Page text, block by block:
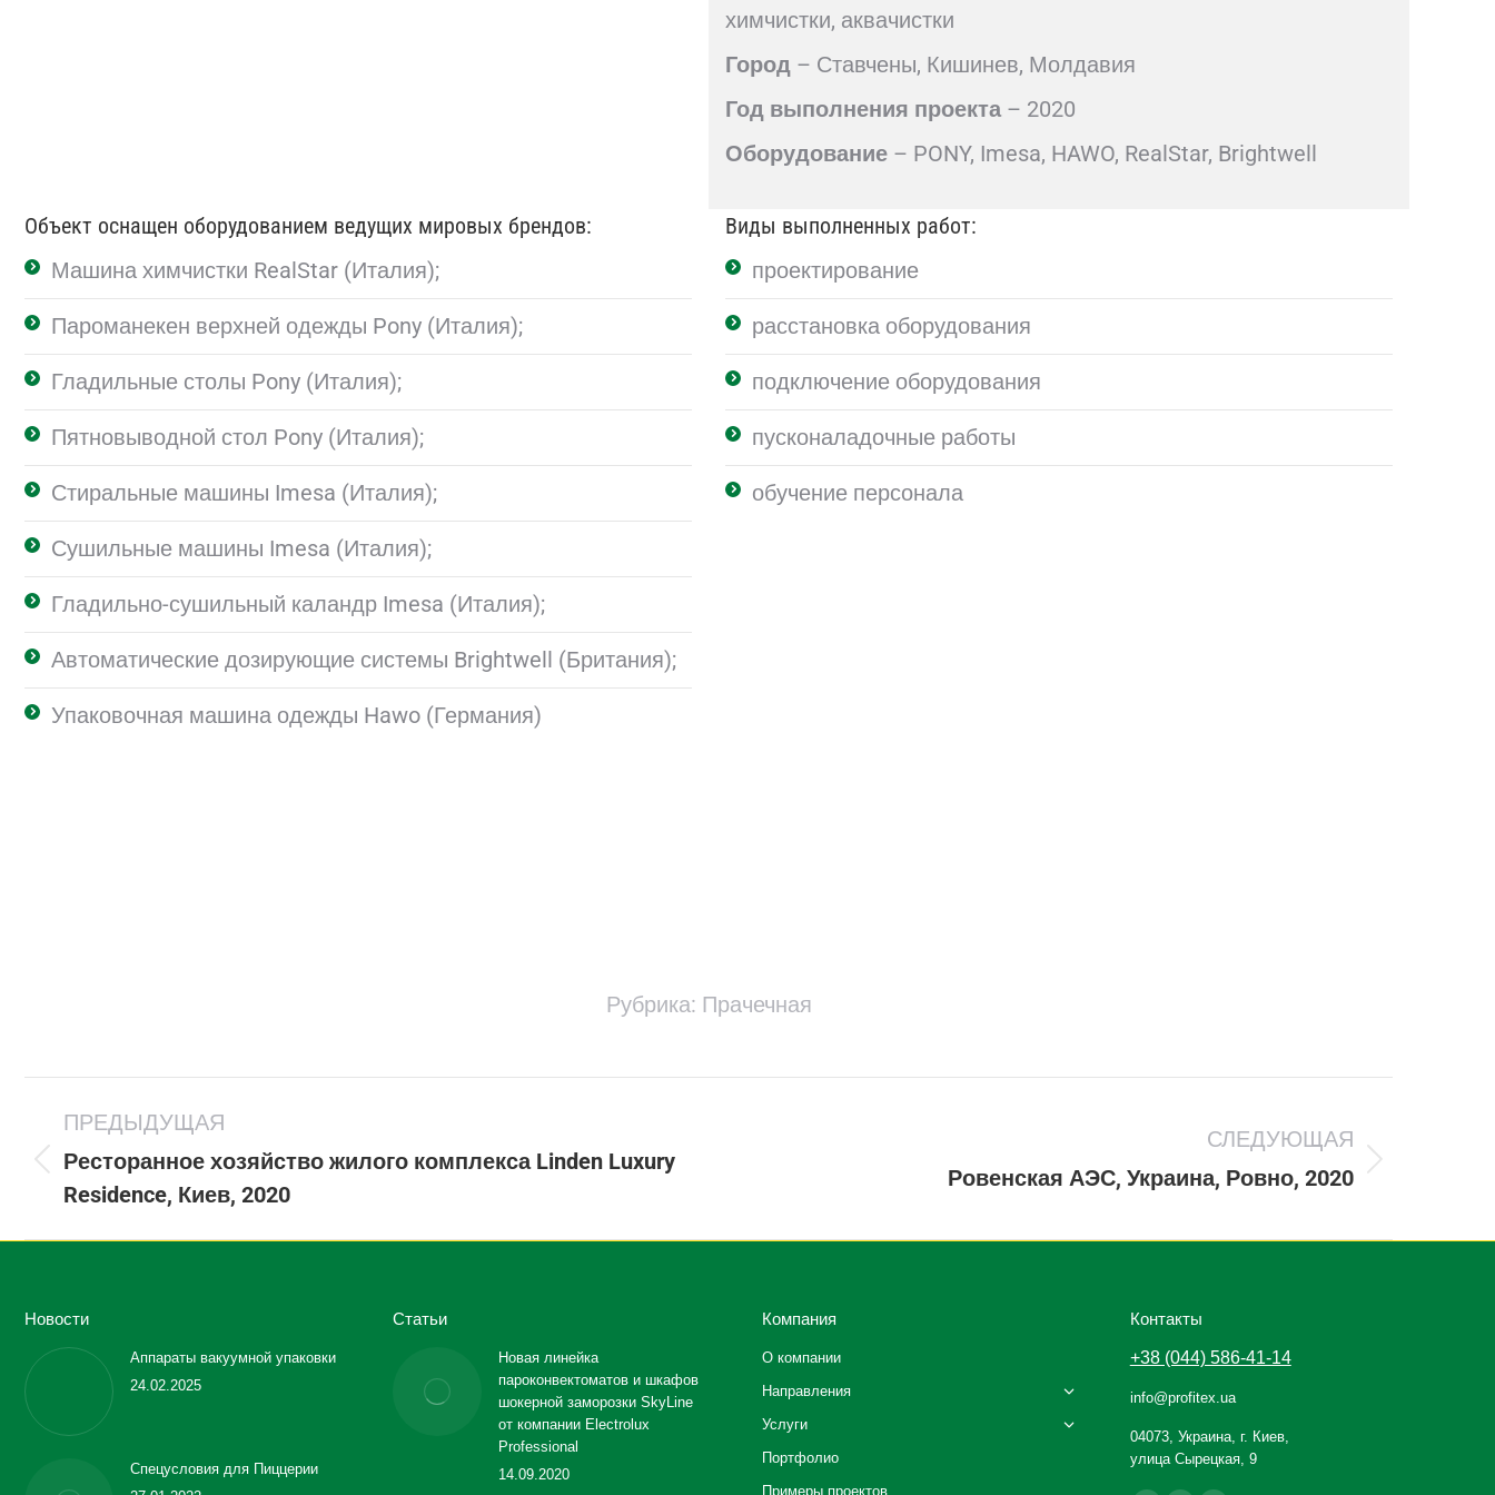
химчистки, аквачистки
Город – Ставчены, Кишинев, Молдавия
Год выполнения проекта – 2020
Оборудование – PONY, Imesa, HAWO, RealStar, Brightwell
Объект оснащен оборудованием ведущих мировых брендов:
Машина химчистки RealStar (Италия);
Пароманекен верхней одежды Pony (Италия);
Гладильные столы Pony (Италия);
Пятновыводной стол Pony (Италия);
Стиральные машины Imesa (Италия);
Сушильные машины Imesa (Италия);
Гладильно-сушильный каландр Imesa (Италия);
Автоматические дозирующие системы Brightwell (Британия);
Упаковочная машина одежды Hawo (Германия)
Виды выполненных работ:
проектирование
расстановка оборудования
подключение оборудования
пусконаладочные работы
обучение персонала
Рубрика: Прачечная
navigation
ПРЕДЫДУЩАЯ
Previous
project:
Ресторанное хозяйство жилого комплекса Linden Luxury
Residence, Киев, 2020
СЛЕДУЮЩАЯ
Ровенская АЭС, Украина, Ровно, 2020
Новости
Аппараты вакуумной упаковки
24.02.2025
Спецусловия для Пиццерии
Статьи
Новая линейка
пароконвектоматов и шкафов
шокерной заморозки SkyLine
от компании Electrolux
Professional
14.09.2020
Компания
О компании
Направления
Услуги
Портфолио
Примеры проектов
Контакты
+38 (044) 586-41-14
info@profitex.ua
04073, Украина, г. Киев,
улица Сырецкая, 9